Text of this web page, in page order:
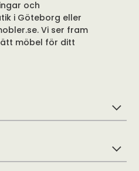
och
i Göteborg eller
Vi ser fram
möbel för ditt